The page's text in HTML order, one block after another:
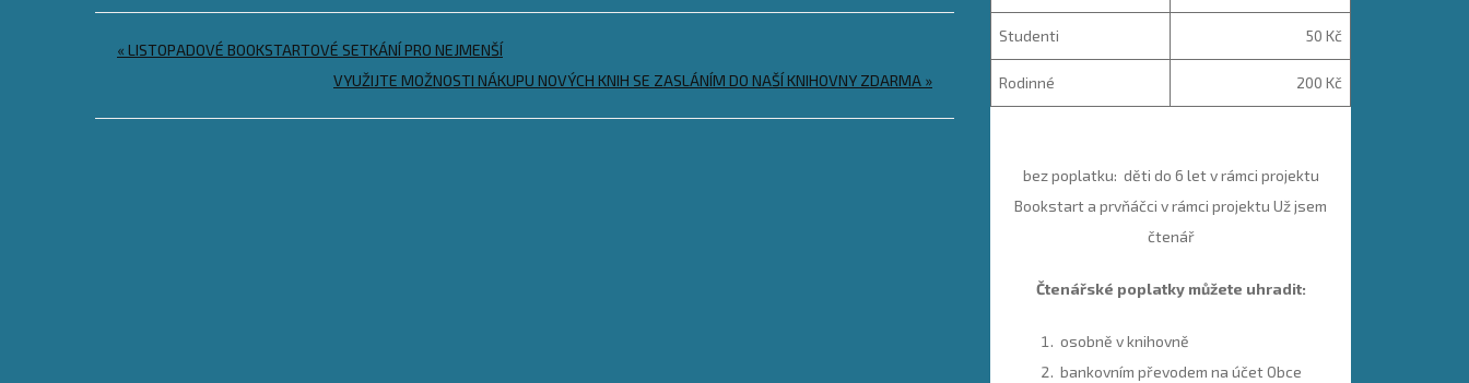
Navigace
příspěvek
« LISTOPADOVÉ BOOKSTARTOVÉ SETKÁNÍ PRO NEJMENŠÍ
VYUŽIJTE MOŽNOSTI NÁKUPU NOVÝCH KNIH SE ZASLÁNÍM DO NAŠÍ KNIHOVNY ZDARMA »
Studenti 50 Kč
Rodinné 200 Kč
bez poplatku: děti do 6 let v rámci projektu
Bookstart a prvňáčci v rámci projektu Už jsem
čtenář
Čtenářské poplatky můžete uhradit:
osobně v knihovně
bankovním převodem na účet Obce